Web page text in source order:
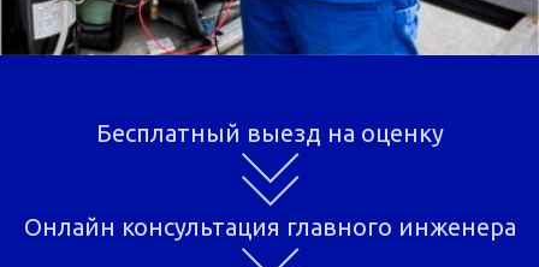
Бесплатный выезд на оценку
Онлайн консультация главного инженера